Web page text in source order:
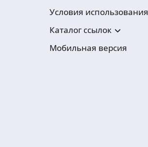
Условия использования
Каталог ссылок
Мобильная версия